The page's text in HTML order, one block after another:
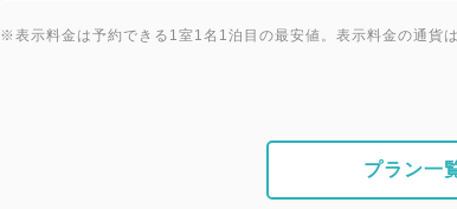
Ⓒ
予
※表示料金は予約できる1室1名1泊目の最安値。表示料金の通貨は
プラン一